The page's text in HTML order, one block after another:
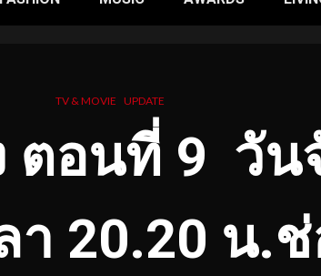
TV & MOVIE UPDATE
ตอนที่ 9 วัน
20.20 น.